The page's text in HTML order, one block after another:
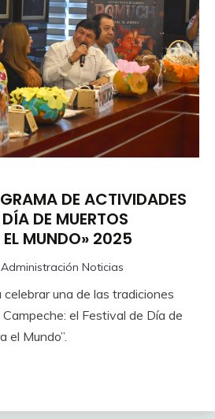
DE ACTIVIDADES
DE MUERTOS
MUNDO» 2025
Administración Noticias
una de las tradiciones
el Festival de Día de
el Mundo”.